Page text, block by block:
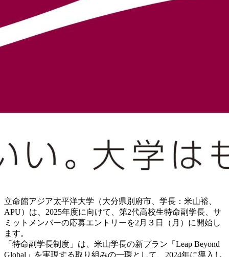
立命館アジア太平洋大学（大分県別府市、学長：米山裕、
APU）は、2025年度に向けて、第2代高校生特命副学長、サ
ミットメンバーの応募エントリーを2月３日（月）に開始し
ます。
「特命副学長制度」は、米山学長の新プラン「Leap Beyond
Global」を実現する取り組みの一環として、2024年に導入し